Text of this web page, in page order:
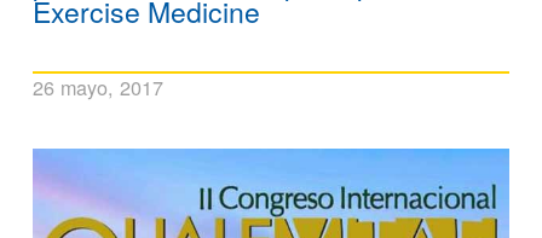
Exercise Medicine
26 mayo, 2017